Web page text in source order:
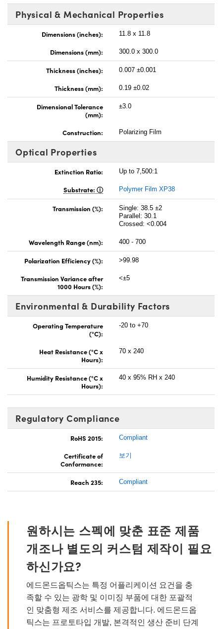
Physical & Mechanical Properties
Dimensions (inches): 11.8 x 11.8
Dimensions (mm): 300.0 x 300.0
Thickness (inches): 0.007 ±0.001
Thickness (mm): 0.19 ±0.02
Dimensional Tolerance
(mm):
±3.0
Construction: Polarizing Film
Optical Properties
Extinction Ratio: Up to 7,500:1
Substrate: Polymer Film XP38
Transmission (%):
Single: 38.5 ±2
Parallel: 30.1
Crossed: <0.004
Wavelength Range (nm): 400 - 700
Polarization Efficiency (%): >99.98
Transmission Variance after
1000 Hours (%):
<±5
Environmental & Durability Factors
Operating Temperature
(°C):
-20 to +70
Heat Resistance (°C x
Hours):
70 x 240
Humidity Resistance (°C x
Hours):
40 x 95% RH x 240
Regulatory Compliance
RoHS 2015: Compliant
Certificate of
Conformance:
보기
Reach 235: Compliant
원하시는 스펙에 맞춘 표준 제품
개조나 별도의 커스텀 제작이 필요
하신가요?
에드몬드옵틱스는 특정 어플리케이션 요건을 충
족할 수 있는 광학 및 이미징 부품에 대한 포괄적
인 맞춤형 제조 서비스를 제공합니다. 에드몬드옵
틱스는 프로토타입 개발, 본격적인 생산 준비 단계